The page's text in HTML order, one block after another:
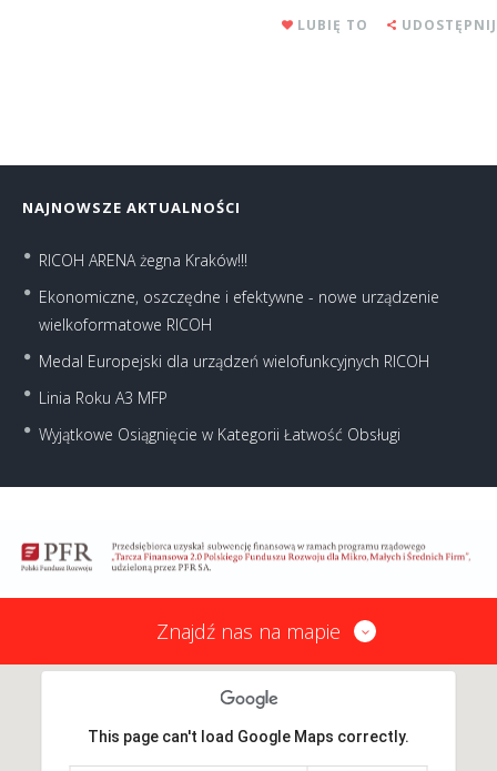
LUBIĘ TO UDOSTĘPNIJ
NAJNOWSZE AKTUALNOŚCI
RICOH ARENA żegna Kraków!!!
Ekonomiczne, oszczędne i efektywne - nowe urządzenie
wielkoformatowe RICOH
Medal Europejski dla urządzeń wielofunkcyjnych RICOH
Linia Roku A3 MFP
Wyjątkowe Osiągnięcie w Kategorii Łatwość Obsługi
Znajdź nas na mapie
This page can't load Google Maps correctly.